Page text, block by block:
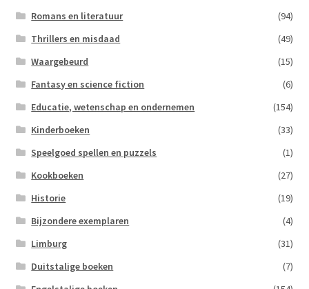
Romans en literatuur
(94)
Thrillers en misdaad
(49)
Waargebeurd
(15)
Fantasy en science fiction
(6)
Educatie, wetenschap en ondernemen
(154)
Kinderboeken
(33)
Speelgoed spellen en puzzels
(1)
Kookboeken
(27)
Historie
(19)
Bijzondere exemplaren
(4)
Limburg
(31)
Duitstalige boeken
(7)